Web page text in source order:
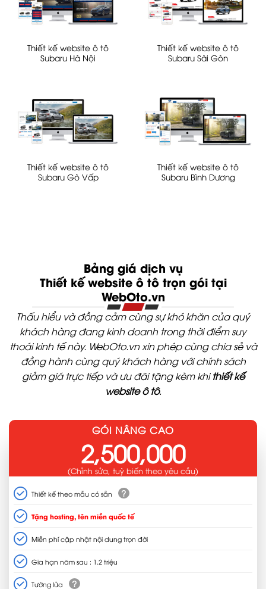
Thiết kế website ô tô
Subaru Hà Nội
Thiết kế website ô tô
Subaru Sài Gòn
Thiết kế website ô tô
Subaru Gò Vấp
Thiết kế website ô tô
Subaru Bình Dương
Bảng giá dịch vụ
Thiết kế website ô tô trọn gói tại
WebOto.vn
Thấu hiểu và đồng cảm cùng sự khó khăn của quý
khách hàng đang kinh doanh trong thời điểm suy
thoái kinh tế này. WebOto.vn xin phép cùng chia sẻ và
đồng hành cùng quý khách hàng với chính sách
giảm giá trực tiếp và ưu đãi tặng kèm khithiết kế
website ô tô.
GÓI NÂNG CAO
2,500,000
(Chỉnh sửa, tuỳ biến theo yêu cầu)
Thiết kế theo mẫu có sẵn ?
Tặng hosting, tên miền quốc tế
Miễn phí cập nhật nội dung trọn đời
Gia hạn năm sau : 1.2 triệu
Tường lửa ?